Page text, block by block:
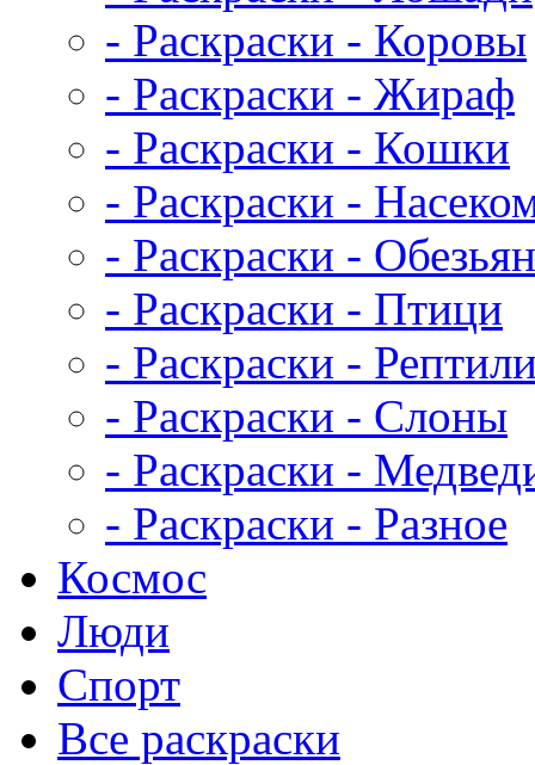
- Раскраски - Коровы
- Раскраски - Жираф
- Раскраски - Кошки
- Раскраски -
- Раскраски -
- Раскраски - Птици
- Раскраски -
- Раскраски - Слоны
- Раскраски -
- Раскраски - Разное
Космос
Люди
Спорт
Все раскраски